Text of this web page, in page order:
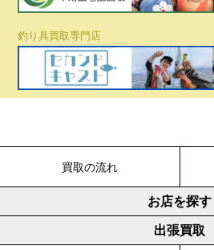
釣り具買取専門店
買取の流れ
お店を探す
出張買取